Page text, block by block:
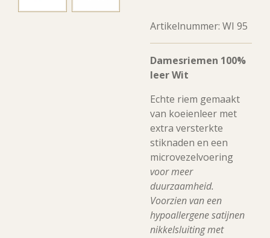
Artikelnummer: WI 95
Damesriemen 100%
leer Wit
Echte riem gemaakt
van koeienleer met
extra versterkte
stiknaden en een
microvezelvoering
voor meer
duurzaamheid.
Voorzien van een
hypoallergene satijnen
nikkelsluiting met